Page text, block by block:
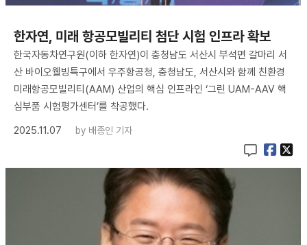
한자연, 미래 항공모빌리티 첨단 시험 인프라 확보
한국자동차연구원(이하 한자연)이 충청남도 서산시 부석면 갈마리 서
산 바이오웰빙특구에서 우주항공청, 충청남도, 서산시와 함께 친환경
미래항공모빌리티(AAM) 산업의 핵심 인프라인 ‘그린 UAM-AAV 핵
심부품 시험평가센터’를 착공했다.
2025.11.07
by 배종인 기자